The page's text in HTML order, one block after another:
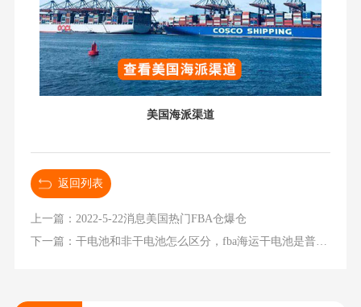
美国海派渠道
返回列表
上一篇：2022-5-22消息美国热门FBA仓爆仓
下一篇：​干电池和非干电池怎么区分，fba海运干电池是普货吗？